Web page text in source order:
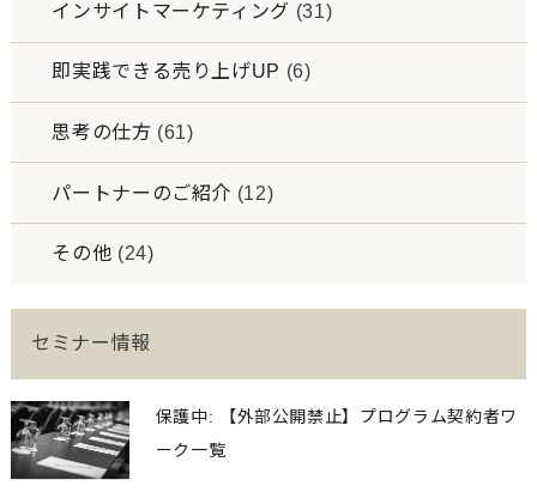
インサイトマーケティング (31)
即実践できる売り上げUP (6)
思考の仕方 (61)
パートナーのご紹介 (12)
その他 (24)
セミナー情報
保護中: 【外部公開禁止】プログラム契約者ワ
ーク一覧